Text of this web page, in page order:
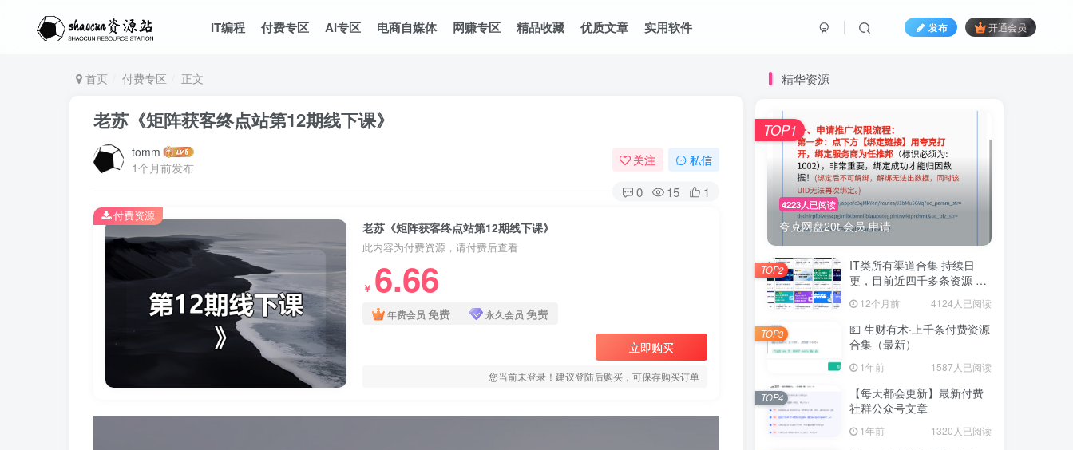
IT编程 付费专区 AI专区 电商自媒体 网赚专区 精品收藏 优质文章 实用软件 发布 开通会员
首页 付费专区 正文
老苏《矩阵获客终点站第12期线下课》
tomm
1个月前发布
关注 私信
0 15 1
老苏《矩阵获客终点站第12期线下课》
此内容为付费资源，请付费后查看
￥ 6.66
年费会员 免费 永久会员 免费
立即购买
您当前未登录！建议登陆后购买，可保存购买订单
付费资源
精华资源
4223人已阅读
夸克网盘20t 会员 申请
TOP1
IT类所有渠道合集 持续日
更，目前近四千多条资源 年
12个月前 4124人已阅读
TOP2
💵 生财有术·上千条付费资源
合集（最新）
1年前 1587人已阅读
TOP3
【每天都会更新】最新付费
社群公众号文章
1年前 1320人已阅读
TOP4